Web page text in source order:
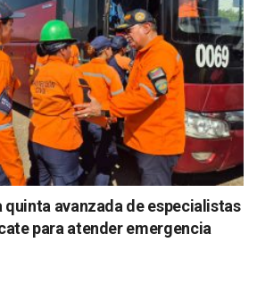
quinta avanzada de especialistas
para atender emergencia